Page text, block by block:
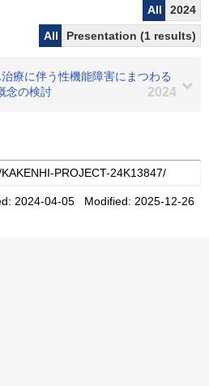
All
2024
All
Presentation (1 results)
療に伴う性機能障害にまつわる
念の検討
2024
2024-04-05 Modified: 2025-12-26